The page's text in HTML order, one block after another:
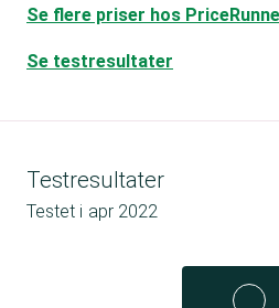
Se flere priser hos
Se testresultater
Testresultater
Testet i apr 2022